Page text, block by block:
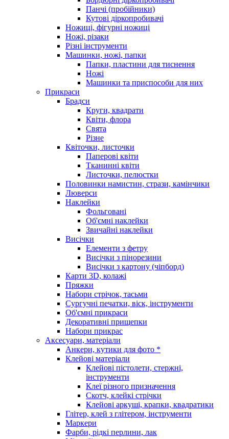
Панчі (пробійники)
Кутові діркопробивачі
Ножиці, фігурні ножиці
Ножі, різаки
Різні інструменти
Машинки, ножі, папки
Папки, пластини для тиснення
Ножі
Машинки та приспособи для них
Прикраси
Брадси
Круги, квадрати
Квіти, флора
Свята
Різне
Квіточки, листочки
Паперові квіти
Тканинні квіти
Листочки, пелюстки
Половинки намистин, стрази, камінчики
Люверси
Наклейки
Фольговані
Об'ємні наклейки
Звичайні наклейки
Висічки
Елементи з фетру
Висічки з пінорезини
Висічки з картону (чіпборд)
Карти 3D, колажі
Пряжки
Набори стрічок, тасьми
Сургучні печатки, віск, інструменти
Об'ємні прикраси
Декоративні прищепки
Набори прикрас
Аксесуари, матеріали
Анкери, кутики для фото *
Клейові матеріали
Клейові пістолети, стержні,
інструменти
Клеї різного призначення
Скотч, клейкі стрічки
Клейові аркуші, крапки, квадратики
Глітер, клей з глітером, інструменти
Маркери
Фарби, рідкі перлини, лак